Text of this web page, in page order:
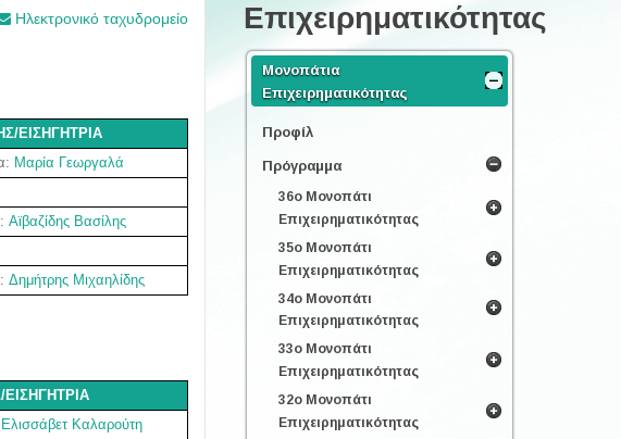
Ηλεκτρονικό ταχυδρομείο
ΕΙΣΗΓΗΤΡΙΑ
Μαρία Γεωργαλά
Αϊβαζίδης Βασίλης
Δημήτρης Μιχαηλίδης
ΕΙΣΗΓΗΤΡΙΑ
Ελισσάβετ Καλαρούτη
Επιχειρηματικότητας
Μονοπάτια
Επιχειρηματικότητας
Προφίλ
Πρόγραμμα
36ο Μονοπάτι
Επιχειρηματικότητας
35ο Μονοπάτι
Επιχειρηματικότητας
34ο Μονοπάτι
Επιχειρηματικότητας
33ο Μονοπάτι
Επιχειρηματικότητας
32ο Μονοπάτι
Επιχειρηματικότητας